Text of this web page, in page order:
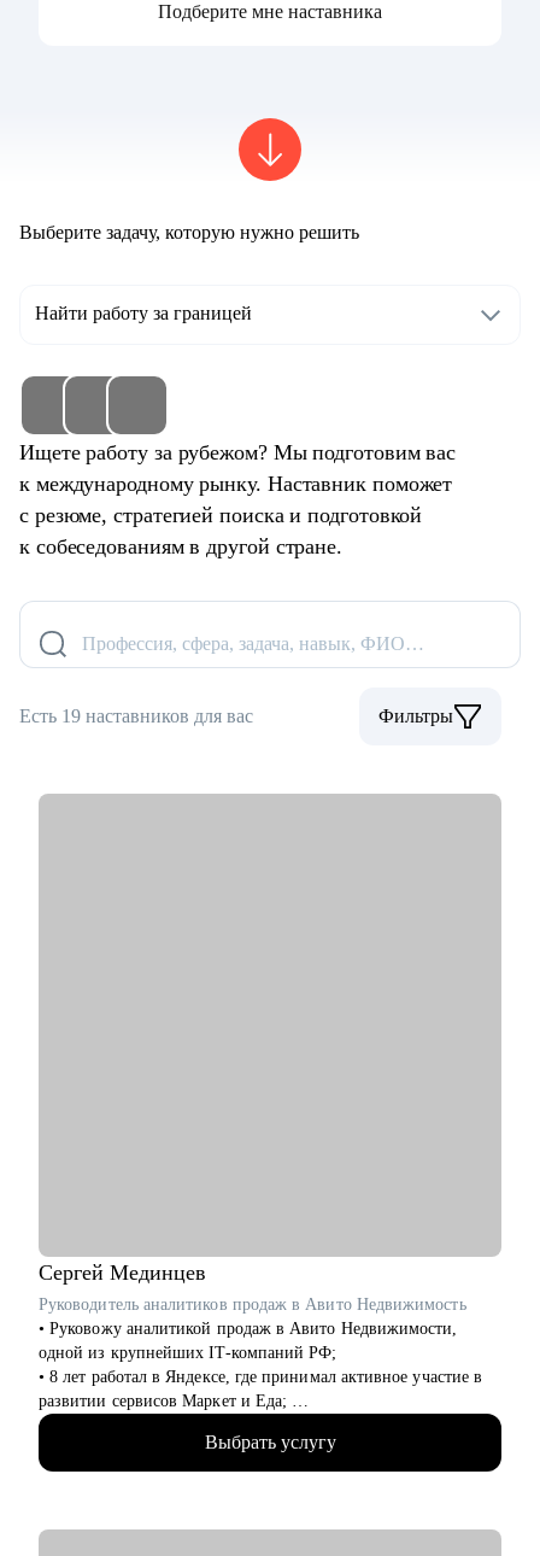
Подберите мне наставника
Выберите задачу, которую нужно решить
Найти работу за границей
Ищете работу за рубежом? Мы подготовим вас
к международному рынку. Наставник поможет
с резюме, стратегией поиска и подготовкой
к собеседованиям в другой стране.
Профессия, сфера, задача, навык, ФИО…
Есть 19 наставников для вас Фильтры
Сергей Мединцев
Руководитель аналитиков продаж в Авито Недвижимость
• Руковожу аналитикой продаж в Авито Недвижимости,
одной из крупнейших IT-компаний РФ;
• 8 лет работал в Яндексе, где принимал активное участие в
развитии сервисов Маркет и Еда;
• Выступаю спикером и ментором на крупнейших онлайн-
курсах (Skillfactory и другие);
• Живу в Испании и успешно работаю удаленно;
Выбрать услугу